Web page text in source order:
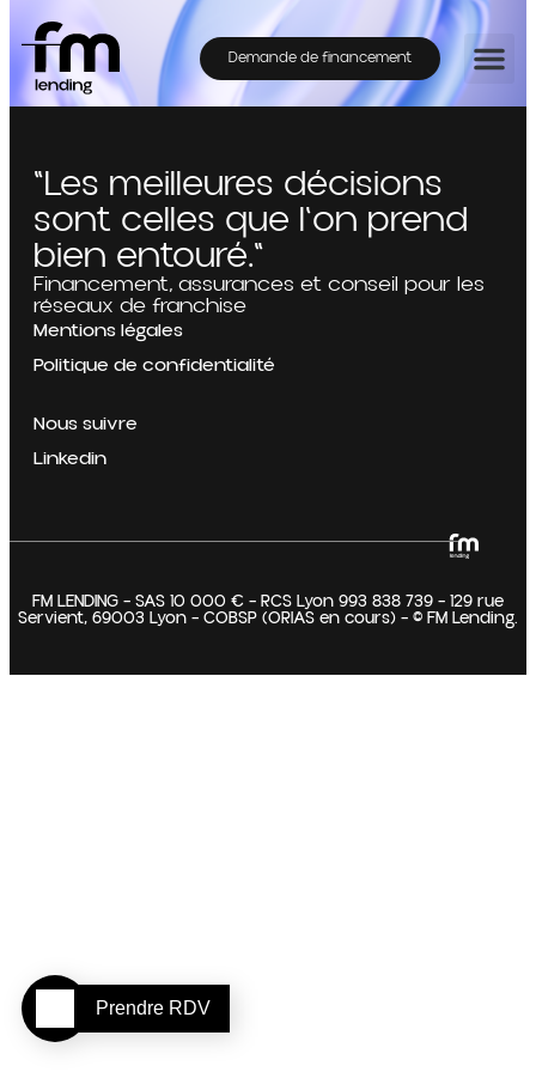
Demande de financement
"Les meilleures décisions
sont celles que l'on prend
bien entouré."
Financement, assurances et conseil pour les
réseaux de franchise
Mentions légales
Politique de confidentialité
Nous suivre
Linkedin
FM LENDING – SAS 10 000 € – RCS Lyon 993 838 739 – 129 rue
Servient, 69003 Lyon – COBSP (ORIAS en cours) – © FM Lending.
Prendre RDV